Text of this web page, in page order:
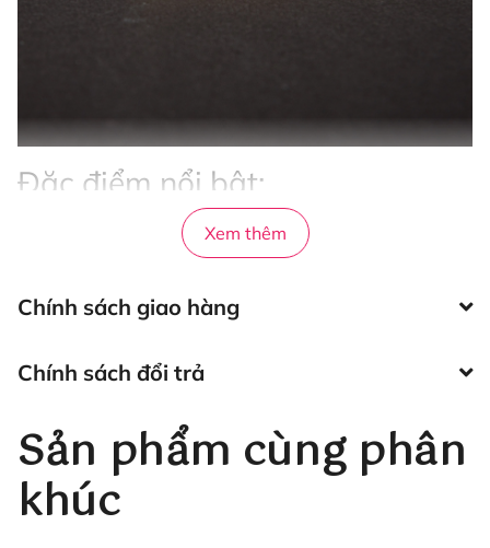
Đặc điểm nổi bật:
Thiết kế màu vàng sáng với bề mặt chống bám bụi
và chống xước, tạo sự sang trọng và đẳng cấp cho
Brow cùng với logo đôi mắt độc đáo, tôn lên vẻ
đẹp đặc biệt của nhíp.
Mũi nhíp cong vừa phải, giúp việc kẹp mi trở nên
kế kín khít, giữ cho sợi mi được kết nối một cách
chặt chẽ và hiệu quả.
Sản phẩm chịu lực tốt, không cong vênh và không
gỉ sét, đảm bảo độ bền vững theo thời gian. Với
Xem thêm
Chính sách giao hàng
Chính sách đổi trả
Sản phẩm cùng phân
khúc